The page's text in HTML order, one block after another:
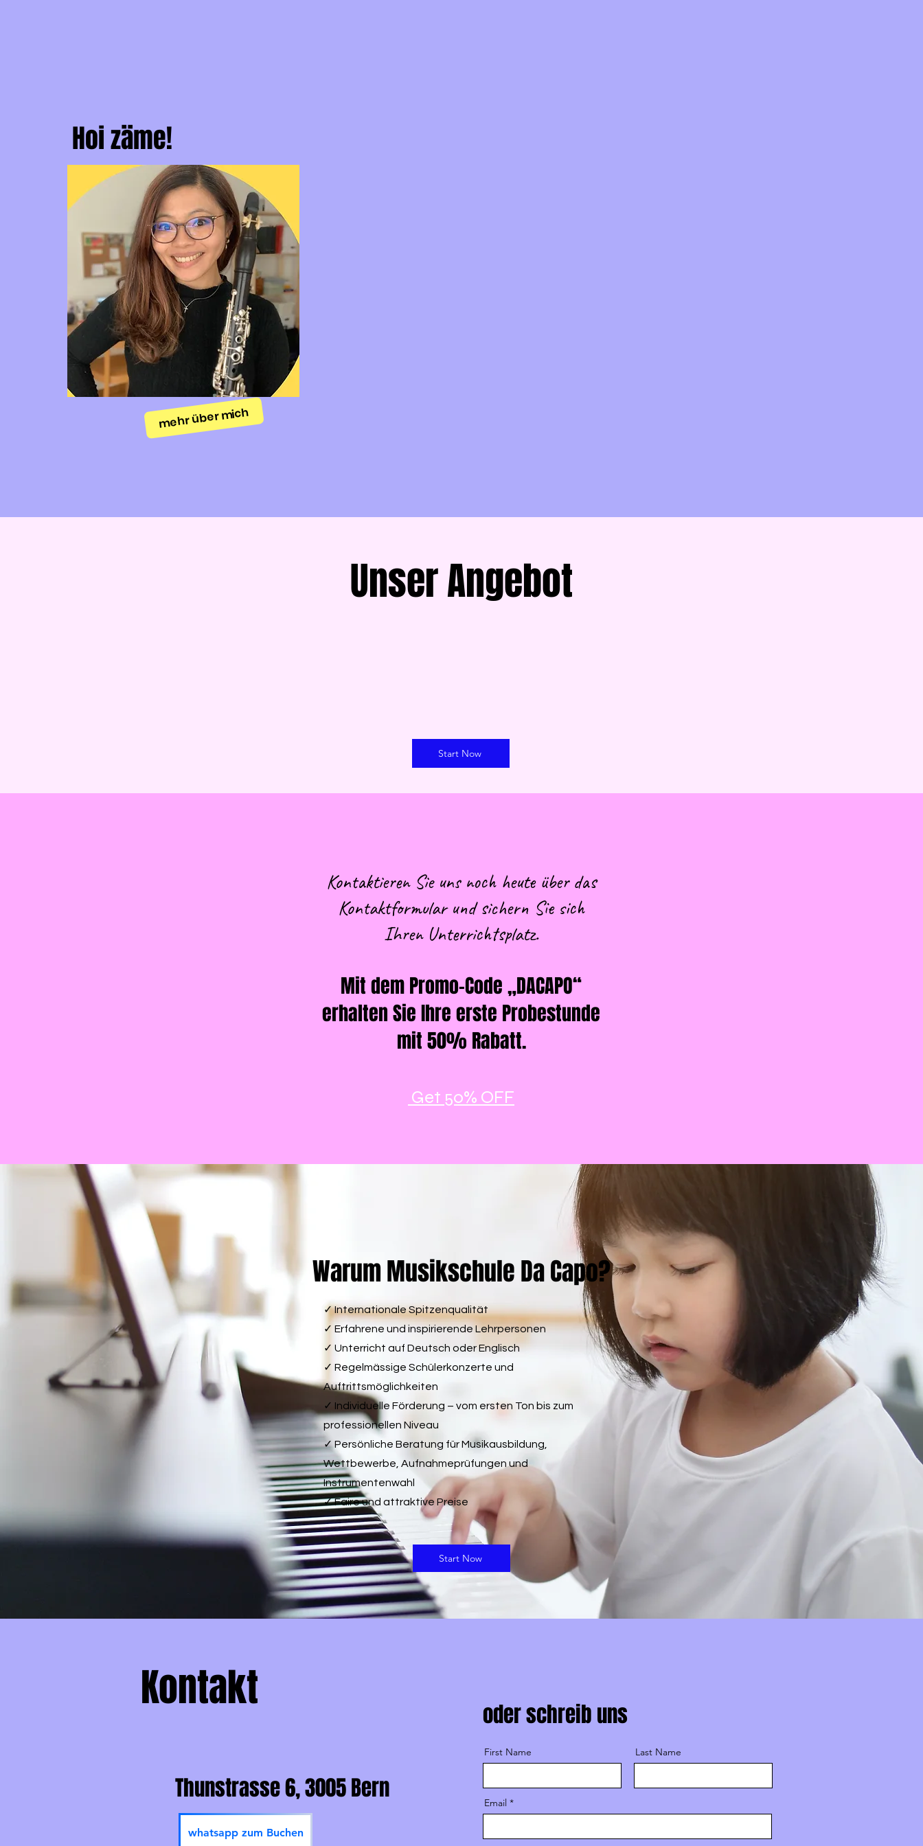
Hoi zäme!
mehr über mich
Unser Angebot​
Start Now
Kontaktieren Sie uns noch heute über das
Kontaktformular und sichern Sie sich
Ihren Unterrichtsplatz.
Mit dem Promo-Code „DACAPO“
erhalten Sie Ihre erste Probestunde
mit 50% Rabatt.
Get 50% OFF
Warum Musikschule Da Capo?
✓ Internationale Spitzenqualität
✓ Erfahrene und inspirierende Lehrpersonen
✓ Unterricht auf Deutsch oder Englisch
✓ Regelmässige Schülerkonzerte und
Auftrittsmöglichkeiten
✓ Individuelle Förderung – vom ersten Ton bis zum
professionellen Niveau
✓ Persönliche Beratung für Musikausbildung,
Wettbewerbe, Aufnahmeprüfungen und
Instrumentenwahl
✓ Faire und attraktive Preise
Start Now
Kontakt oder schreib uns
Thunstrasse 6, 3005 Bern
whatsapp zum Buchen
First Name Last Name
Email